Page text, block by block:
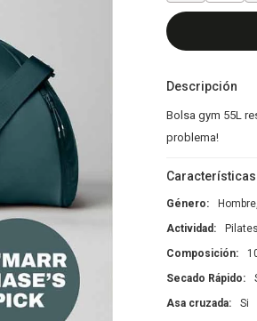
Descripción
Bolsa gym 55L
problema!
Características
Género
Actividad
Composición
Secado Rápido
Asa cruzada
Si